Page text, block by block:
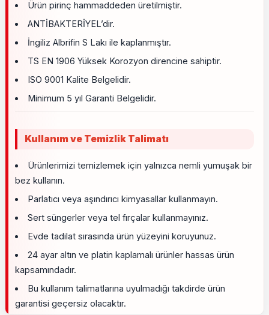
Ürün pirinç hammaddeden üretilmiştir.
ANTİBAKTERİYEL’dir.
İngiliz Albrifin S Lakı ile kaplanmıştır.
TS EN 1906 Yüksek Korozyon direncine sahiptir.
ISO 9001 Kalite Belgelidir.
Minimum 5 yıl Garanti Belgelidir.
Kullanım ve Temizlik Talimatı
Ürünlerimizi temizlemek için yalnızca nemli yumuşak bir
bez kullanın.
Parlatıcı veya aşındırıcı kimyasallar kullanmayın.
Sert süngerler veya tel fırçalar kullanmayınız.
Evde tadilat sırasında ürün yüzeyini koruyunuz.
24 ayar altın ve platin kaplamalı ürünler hassas ürün
kapsamındadır.
Bu kullanım talimatlarına uyulmadığı takdirde ürün
garantisi geçersiz olacaktır.